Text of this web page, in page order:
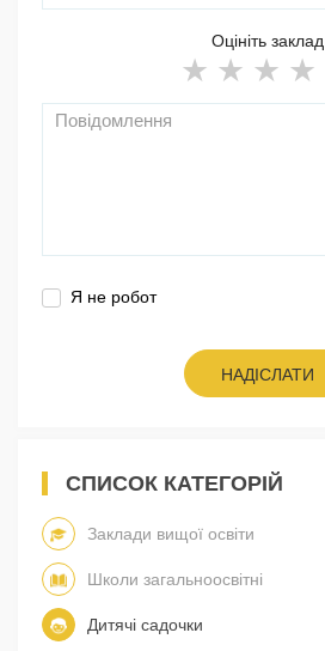
Оцініть заклад
Я не робот
НАДІСЛАТИ
СПИСОК КАТЕГОРІЙ
Заклади вищої освіти
Школи загальноосвітні
Дитячі садочки